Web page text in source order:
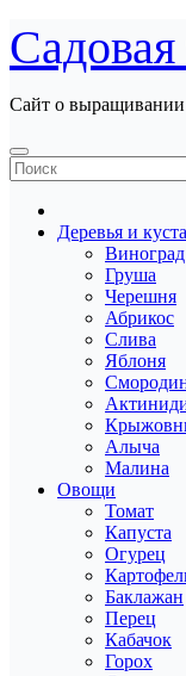
Перейти
к
содержанию
Сайт о выращивании
Деревья и
Виноград
Груша
Черешня
Абрикос
Слива
Яблоня
Алыча
Малина
Овощи
Томат
Капуста
Огурец
Баклажан
Перец
Кабачок
Горох